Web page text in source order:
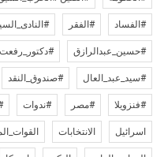
#الفساد #الفقر
#حسين_عبدالرازق
#سيد_عبد_العال #صندوق_النقد
#فنزويلا #مصر #ندوات
اسرائيل الانتخابات